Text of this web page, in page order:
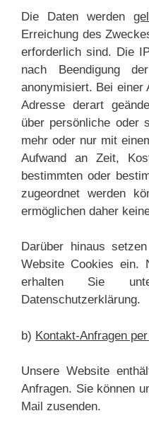
Die Daten werden
Erreichung des
erforderlich sind. Die
nach Beendigung
anonymisiert. Bei einer
Adresse derart
über persönliche oder
mehr oder nur mit
Aufwand an Zeit,
bestimmten oder
zugeordnet werden
ermöglichen daher
Darüber hinaus
Website Cookies ein.
erhalten Sie
Datenschutzerklärung.
b) Kontakt-Anfragen
Unsere Website
Anfragen. Sie können
Mail zusenden.